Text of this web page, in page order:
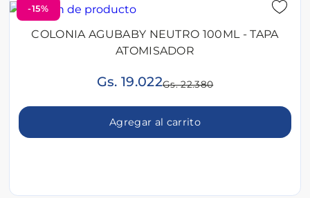
-15%
COLONIA AGUBABY NEUTRO 100ML - TAPA
ATOMISADOR
Gs. 19.022Gs. 22.380
Agregar al carrito